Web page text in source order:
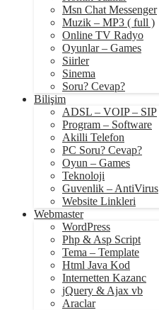
Msn Chat Messenger
Muzik – MP3 ( full )
Online TV Radyo
Oyunlar – Games
Siirler
Sinema
Soru? Cevap?
Bilişim
ADSL – VOIP – SIP
Program – Software
Akilli Telefon
PC Soru? Cevap?
Oyun – Games
Teknoloji
Guvenlik – AntiVirus
Website Linkleri
Webmaster
WordPress
Php & Asp Script
Tema – Template
Html Java Kod
Internetten Kazanc
jQuery & Ajax vb
Araclar